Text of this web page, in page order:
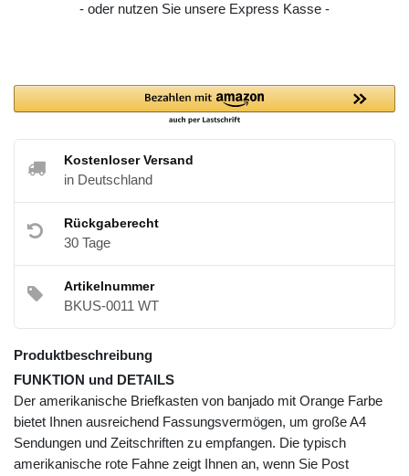
- oder nutzen Sie unsere Express Kasse -
Kostenloser Versand
in Deutschland
Rückgaberecht
30 Tage
Artikelnummer
BKUS-0011 WT
Produktbeschreibung
FUNKTION und DETAILS
Der amerikanische Briefkasten von banjado mit Orange Farbe
bietet Ihnen ausreichend Fassungsvermögen, um große A4
Sendungen und Zeitschriften zu empfangen. Die typisch
amerikanische rote Fahne zeigt Ihnen an, wenn Sie Post